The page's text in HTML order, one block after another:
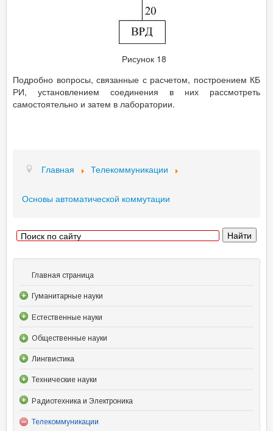
Рисунок 18
Подробно вопросы, связанные с расчетом, построением КБ
РИ, установлением соединения в них рассмотреть
самостоятельно и затем в лаборатории.
Главная Телекоммуникации
Основы автоматической коммутации
Главная страница
Гуманитарные науки
Естественные науки
Общественные науки
Лингвистика
Технические науки
Радиотехника и Электроника
Телекоммуникации